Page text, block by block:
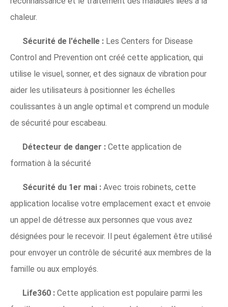
chaleur.
Sécurité de l'échelle : Les Centers for Disease
Control and Prevention ont créé cette application, qui
utilise le visuel, sonner, et des signaux de vibration pour
aider les utilisateurs à positionner les échelles
coulissantes à un angle optimal et comprend un module
de sécurité pour escabeau.
Détecteur de danger : Cette application de
formation à la sécurité
Sécurité du 1er mai : Avec trois robinets, cette
application localise votre emplacement exact et envoie
un appel de détresse aux personnes que vous avez
désignées pour le recevoir. Il peut également être utilisé
pour envoyer un contrôle de sécurité aux membres de la
famille ou aux employés.
Life360 : Cette application est populaire parmi les